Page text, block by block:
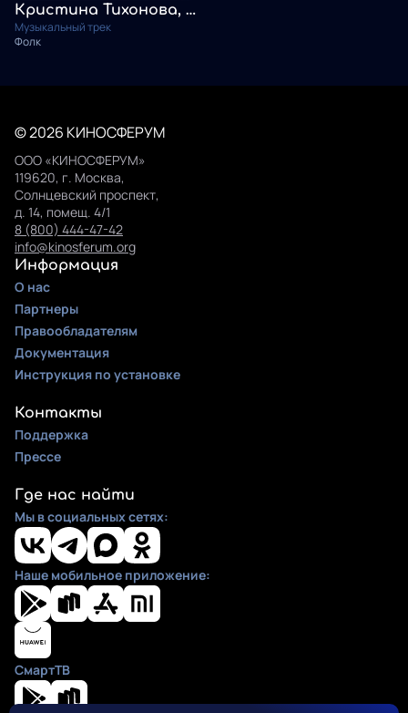
Кристина Тихонова, Тульская, ЭТО ЭТНО. Не моя воля
Музыкальный трек
Фолк
© 2026 КИНОСФЕРУМ
ООО «КИНОСФЕРУМ»
119620, г. Москва,
Солнцевский проспект,
д. 14, помещ. 4/1
8 (800) 444-47-42
info@kinosferum.org
Информация
О нас
Партнеры
Правообладателям
Документация
Инструкция по установке
Контакты
Поддержка
Прессе
Где нас найти
Мы в социальных сетях:
Наше мобильное приложение:
СмартТВ